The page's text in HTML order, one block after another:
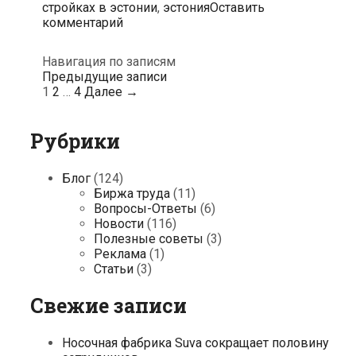
стройках в эстонии, эстонияОставить
комментарий
Навигация по записям
Предыдущие записи
1 2 … 4 Далее →
Рубрики
Блог (124)
Биржа труда (11)
Вопросы-Ответы (6)
Новости (116)
Полезные советы (3)
Реклама (1)
Статьи (3)
Свежие записи
Носочная фабрика Suva сокращает половину